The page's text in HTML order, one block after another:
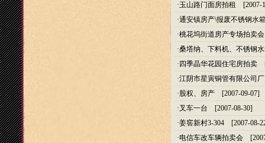
·玉山路门面房拍租
[2007-
·通安镇房产\报废不锈钢水
·桃花坞街道房产专场拍卖
·桑塔纳、下料机、不锈钢
· 四季晶华花园住宅房拍卖
·江阴市星寅铜管有限公司
·股权、房产 [2007-09-07]
·叉车一台 [2007-08-30]
·姜窖新村3-304 [2007-08-
·电信车改车辆拍卖会